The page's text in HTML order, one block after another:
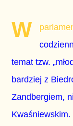
W
temat tzw.
bardziej z
Zandbergiem,
Kwaśniewskim.